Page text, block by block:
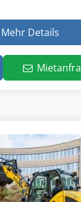
Mehr Details